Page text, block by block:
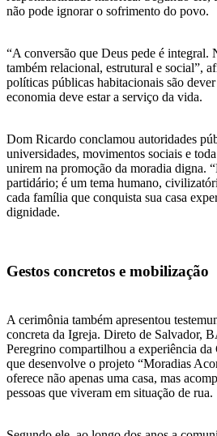
não pode ignorar o sofrimento do povo.
“A conversão que Deus pede é integral.
também relacional, estrutural e social”,
políticas públicas habitacionais são
economia deve estar a serviço da vida.
Dom Ricardo conclamou autoridades
universidades, movimentos sociais e
unirem na promoção da moradia digna.
partidário; é um tema humano,
cada família que conquista sua casa
dignidade.
Gestos concretos e mobilização
A cerimônia também apresentou
concreta da Igreja. Direto de Salvador,
Peregrino compartilhou a experiência
que desenvolve o projeto “Moradias
oferece não apenas uma casa, mas
pessoas que viveram em situação de rua.